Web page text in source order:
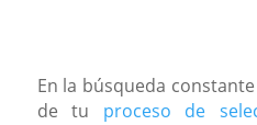
En la búsqueda
de tu proceso de